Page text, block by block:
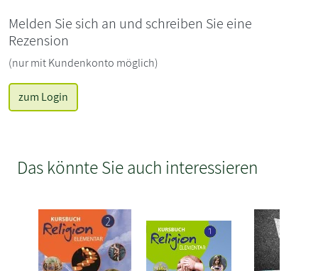
Melden Sie sich an und schreiben Sie eine
Rezension
(nur mit Kundenkonto möglich)
zum Login
Das könnte Sie auch interessieren